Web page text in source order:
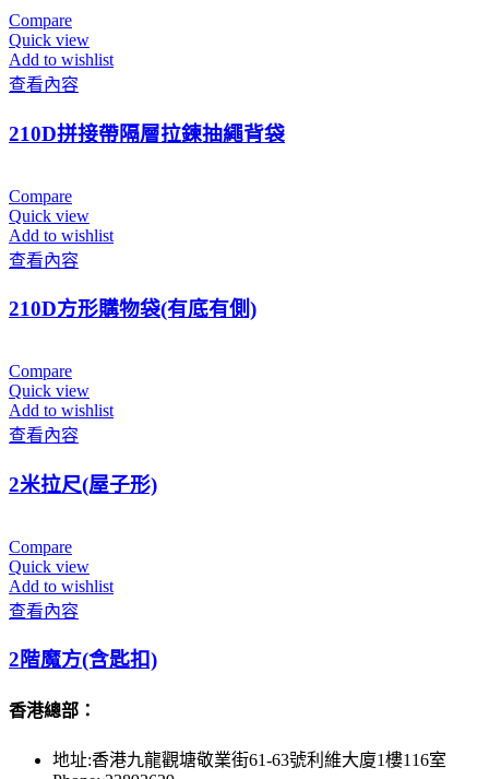
Compare
Quick view
Add to wishlist
查看內容
210D拼接帶隔層拉鍊抽繩背袋
Compare
Quick view
Add to wishlist
查看內容
210D方形購物袋(有底有側)
Compare
Quick view
Add to wishlist
查看內容
2米拉尺(屋子形)
Compare
Quick view
Add to wishlist
查看內容
2階魔方(含匙扣)
香港總部：
地址:香港九龍觀塘敬業街61-63號利維大廈1樓116室